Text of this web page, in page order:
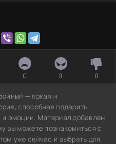
0 0 0
— яркая и
способная подарить
и эмоции. Материал добавлен
вы можете познакомиться с
уже сейчас и выбрать для